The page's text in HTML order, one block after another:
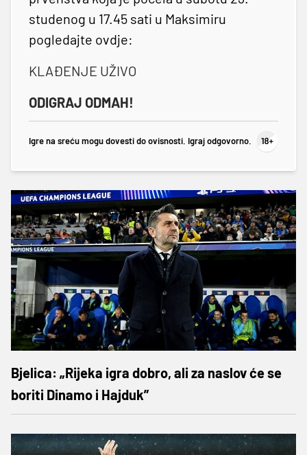
studenog u 17.45 sati u Maksimiru
pogledajte ovdje:
KLAĐENJE UŽIVO
ODIGRAJ ODMAH!
Igre na sreću mogu dovesti do ovisnosti. Igraj odgovorno.
Bjelica: „Rijeka igra dobro, ali za naslov će se
boriti Dinamo i Hajduk”